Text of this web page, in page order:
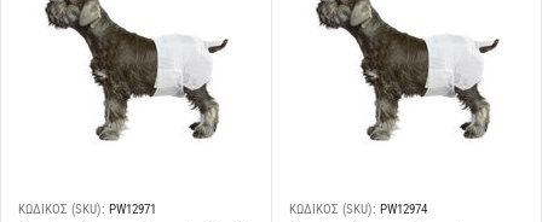
ΚΩΔΙΚΟΣ (SKU): PW12971 ΚΩΔΙΚΟΣ (SKU): PW12974